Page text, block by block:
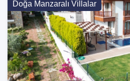
Doğa Manzaralı Villalar